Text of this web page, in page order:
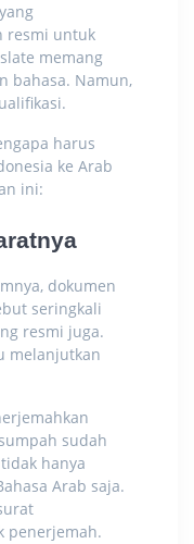
resmi untuk
memang
bahasa. Namun,
harus
ke Arab
ini:
dokumen
seringkali
resmi juga.
melanjutkan
sudah
hanya
Arab saja.
penerjemah.